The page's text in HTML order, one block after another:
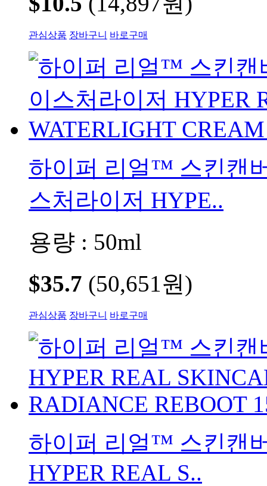
관심상품 장바구니 바로구매
하이퍼 리얼™ 스킨캔
스처라이저 HYPE..
용량 : 50ml
$35.7 (50,651원)
관심상품 장바구니 바로구매
하이퍼 리얼™ 스킨캔
HYPER REAL S..